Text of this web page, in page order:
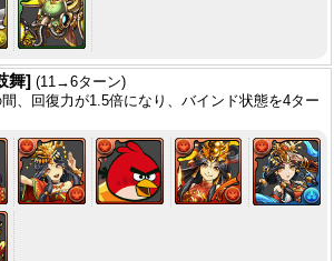
舞] (11→6ターン)
、回復力が1.5倍になり、バインド状態を4ター